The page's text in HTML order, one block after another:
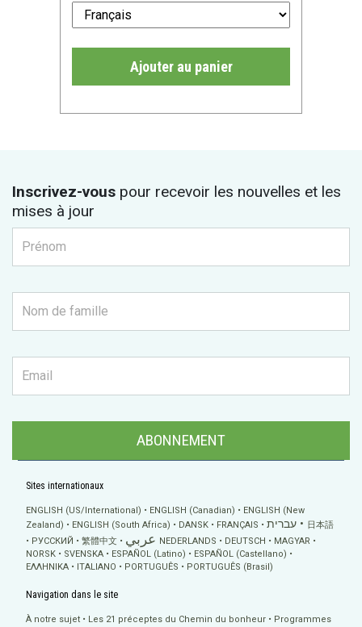
Ajouter au panier
Inscrivez-vous pour recevoir les nouvelles et les
mises à jour
ABONNEMENT
Sites internationaux
ENGLISH (US/International) ENGLISH (Canadian)
ENGLISH (New
Zealand)
ENGLISH (South Africa) DANSK FRANÇAIS עברית
日本語
РУССКИЙ
繁體中文 عربي NEDERLANDS DEUTSCH
MAGYAR
NORSK
SVENSKA ESPAÑOL (Latino)
ESPAÑOL (Castellano)
ΕΛΛΗΝΙΚA
ITALIANO PORTUGUÊS PORTUGUÊS (Brasil)
Navigation dans le site
À notre sujet Les 21 préceptes du Chemin du bonheur
Programmes